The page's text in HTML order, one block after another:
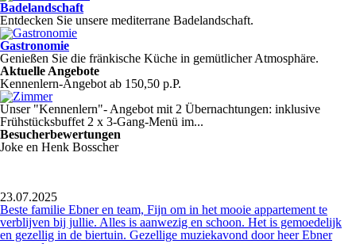
Badelandschaft
Entdecken Sie unsere mediterrane Badelandschaft.
Gastronomie
Genießen Sie die fränkische Küche in gemütlicher Atmosphäre.
Aktuelle Angebote
Kennenlern-Angebot ab 150,50 p.P.
Unser "Kennenlern"- Angebot mit 2 Übernachtungen: inklusive
Frühstücksbuffet 2 x 3-Gang-Menü im...
Besucherbewertungen
Joke en Henk Bosscher
23.07.2025
Beste familie Ebner en team, Fijn om in het mooie appartement te
verblijven bij jullie. Alles is aanwezig en schoon. Het is gemoedelijk
en gezellig in de biertuin. Gezellige muziekavond door heer Ebner